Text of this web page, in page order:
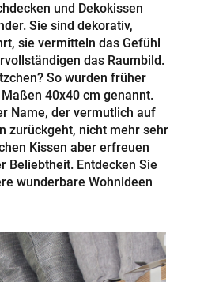
und Dekokissen
Sie sind dekorativ,
sie vermitteln das Gefühl
das Raumbild.
So wurden früher
40x40 cm genannt.
Name, der vermutlich auf
zurückgeht, nicht mehr sehr
Kissen aber erfreuen
Beliebtheit. Entdecken Sie
wunderbare Wohnideen